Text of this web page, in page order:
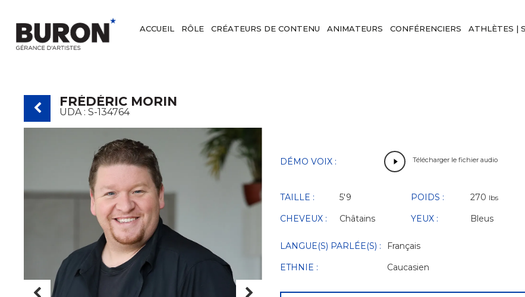
ACCUEIL RÔLE CRÉATEURS DE CONTENU ANIMATEURS CONFÉRENCIERS ATHLÈTES |
FRÉDÉRIC MORIN
UDA :S-134764
DÉMO VOIX : Télécharger le fichier audio
TAILLE : 5'9 POIDS : 270 lbs
CHEVEUX : Châtains YEUX : Bleus
LANGUE(S) PARLÉE(S) :
Français
ETHNIE :
Caucasien